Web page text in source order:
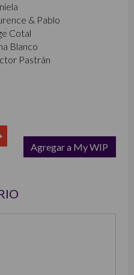
& Pablo
Cotal
Blanco
Pastrán
Agregar a My WIP